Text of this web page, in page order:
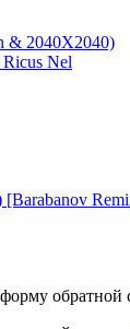
& 2040X2040)
Nel
обратной